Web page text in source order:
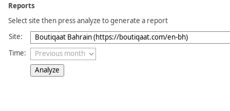
Reports
Select site then press analyze to generate a report
Site:
Time: